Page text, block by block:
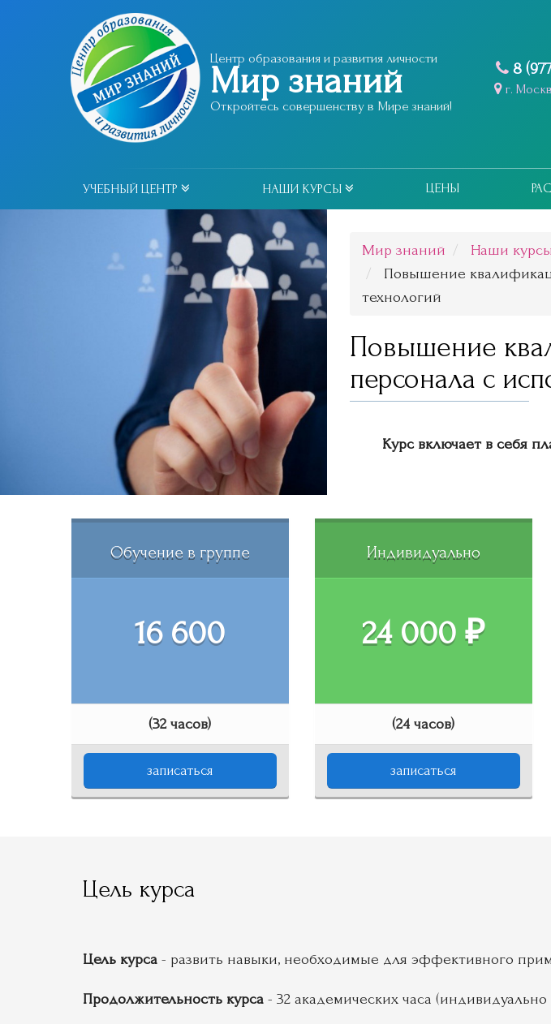
Центр образования и развития личности
Мир знаний
Откройтесь совершенству в Мире знаний!
8
г.
УЧЕБНЫЙ ЦЕНТР НАШИ КУРСЫ ЦЕНЫ
Мир знаний Наши
Повышение
технологий
Повышение
персонала с
Курс включает в себя
Обучение в группе
16 600
(32 часов)
записаться
Индивидуально
24 000 ₽
(24 часов)
записаться
Цель курса
Цель курса - развить навыки, необходимые для эффективного
Продолжительность курса - 32 академических часа (индивидуально